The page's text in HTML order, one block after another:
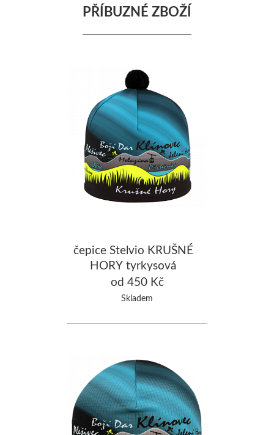
PŘÍBUZNÉ ZBOŽÍ
čepice Stelvio KRUŠNÉ
HORY tyrkysová
od 450 Kč
Skladem